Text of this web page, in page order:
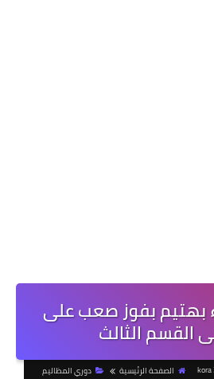
بهتيم بفوز صعب على
الصفحة الرئيسية دوري المظاليم